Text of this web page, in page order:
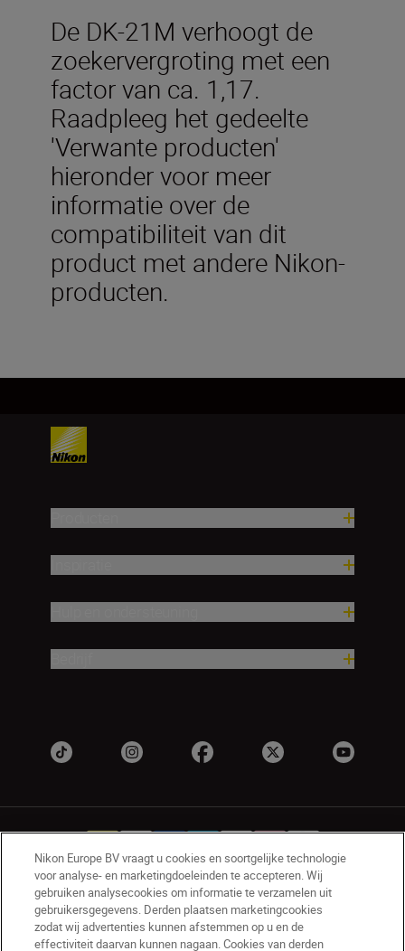
De DK-21M verhoogt de
zoekervergroting met een
factor van ca. 1,17.
Raadpleeg het gedeelte
'Verwante producten'
hieronder voor meer
informatie over de
compatibiliteit van dit
product met andere Nikon-
producten.
NL Nikon Sites
Contact opnemen
Privacyverklaring
Nikon Europe BV vraagt u cookies en soortgelijke technologie
voor analyse- en marketingdoeleinden te accepteren. Wij
gebruiken analysecookies om informatie te verzamelen uit
gebruikersgegevens. Derden plaatsen marketingcookies
zodat wij advertenties kunnen afstemmen op u en de
effectiviteit daarvan kunnen nagaan. Cookies van derden